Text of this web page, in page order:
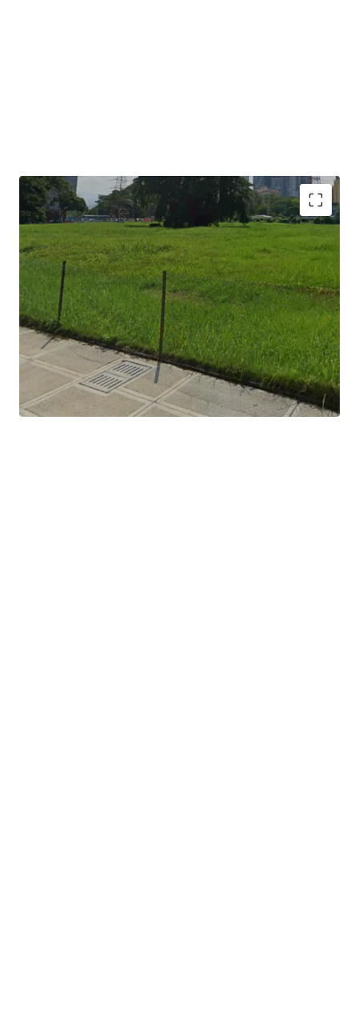
Located within city centre adjacent to the Golden
Triangle of Kuala Lumpur
Facing main road which runs the stretch of KLCC and
Petronas Twin Towers